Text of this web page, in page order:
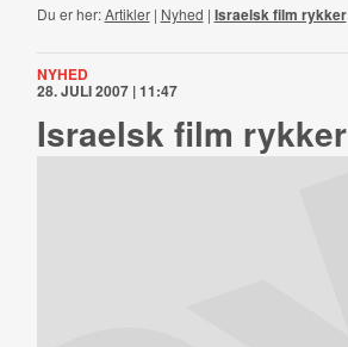
Du er her:Artikler| Nyhed | Israelsk film rykker
NYHED
28. JULI 2007 | 11:47
Israelsk film rykker